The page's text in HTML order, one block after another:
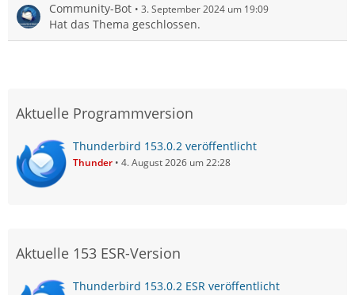
Community-Bot 3. September 2024 um 19:09
Hat das Thema geschlossen.
Aktuelle Programmversion
Thunderbird 153.0.2 veröffentlicht
Thunder 4. August 2026 um 22:28
Aktuelle 153 ESR-Version
Thunderbird 153.0.2 ESR veröffentlicht